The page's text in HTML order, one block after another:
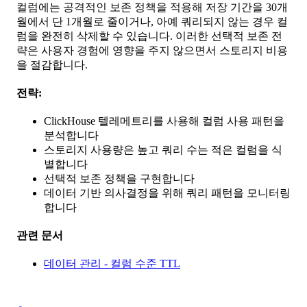
컬럼에는 공격적인 보존 정책을 적용해 저장 기간을 30개
월에서 단 1개월로 줄이거나, 아예 쿼리되지 않는 경우 컬
럼을 완전히 삭제할 수 있습니다. 이러한 선택적 보존 전
략은 사용자 경험에 영향을 주지 않으면서 스토리지 비용
을 절감합니다.
전략:
ClickHouse 텔레메트리를 사용해 컬럼 사용 패턴을
분석합니다
스토리지 사용량은 높고 쿼리 수는 적은 컬럼을 식
별합니다
선택적 보존 정책을 구현합니다
데이터 기반 의사결정을 위해 쿼리 패턴을 모니터링
합니다
관련 문서
데이터 관리 - 컬럼 수준 TTL